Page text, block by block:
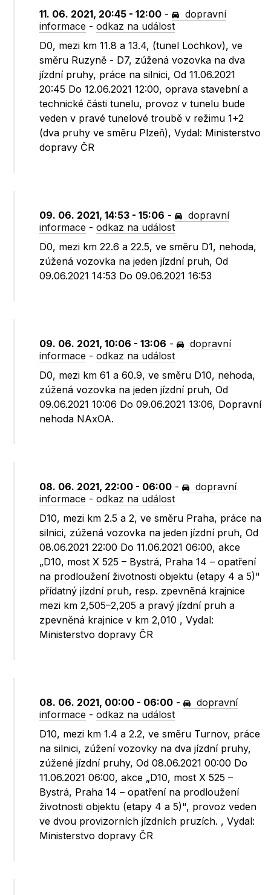
11. 06. 2021, 20:45 - 12:00 -
dopravní
informace -odkaz na událost
D0, mezi km 11.8 a 13.4, (tunel Lochkov), ve
směru Ruzyně - D7, zúžená vozovka na dva
jízdní pruhy, práce na silnici, Od 11.06.2021
20:45 Do 12.06.2021 12:00, oprava stavební a
technické části tunelu, provoz v tunelu bude
veden v pravé tunelové troubě v režimu 1+2
(dva pruhy ve směru Plzeň), Vydal: Ministerstvo
dopravy ČR
09. 06. 2021, 14:53 - 15:06 -
dopravní
informace -odkaz na událost
D0, mezi km 22.6 a 22.5, ve směru D1, nehoda,
zúžená vozovka na jeden jízdní pruh, Od
09.06.2021 14:53 Do 09.06.2021 16:53
09. 06. 2021, 10:06 - 13:06 -
dopravní
informace -odkaz na událost
D0, mezi km 61 a 60.9, ve směru D10, nehoda,
zúžená vozovka na jeden jízdní pruh, Od
09.06.2021 10:06 Do 09.06.2021 13:06, Dopravní
nehoda NAxOA.
08. 06. 2021, 22:00 - 06:00 -
dopravní
informace -odkaz na událost
D10, mezi km 2.5 a 2, ve směru Praha, práce na
silnici, zúžená vozovka na jeden jízdní pruh, Od
08.06.2021 22:00 Do 11.06.2021 06:00, akce
„D10, most X 525 – Bystrá, Praha 14 – opatření
na prodloužení životnosti objektu (etapy 4 a 5)"
přídatný jízdní pruh, resp. zpevněná krajnice
mezi km 2,505–2,205 a pravý jízdní pruh a
zpevněná krajnice v km 2,010 , Vydal:
Ministerstvo dopravy ČR
08. 06. 2021, 00:00 - 06:00 -
dopravní
informace -odkaz na událost
D10, mezi km 1.4 a 2.2, ve směru Turnov, práce
na silnici, zúžení vozovky na dva jízdní pruhy,
zúžené jízdní pruhy, Od 08.06.2021 00:00 Do
11.06.2021 06:00, akce „D10, most X 525 –
Bystrá, Praha 14 – opatření na prodloužení
životnosti objektu (etapy 4 a 5)", provoz veden
ve dvou provizorních jízdních pruzích. , Vydal:
Ministerstvo dopravy ČR